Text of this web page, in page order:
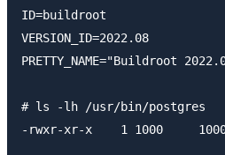
ID=buildroot
VERSION_ID=2022.08
PRETTY_NAME="Buildroot
# ls -lh /usr/bin/postgres
-rwxr-xr-x    1 1000